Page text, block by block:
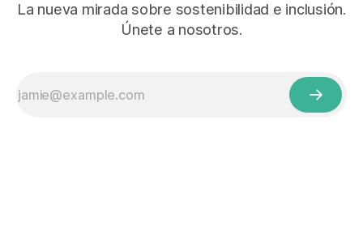
La nueva mirada sobre sostenibilidad e inclusión.
Únete a nosotros.